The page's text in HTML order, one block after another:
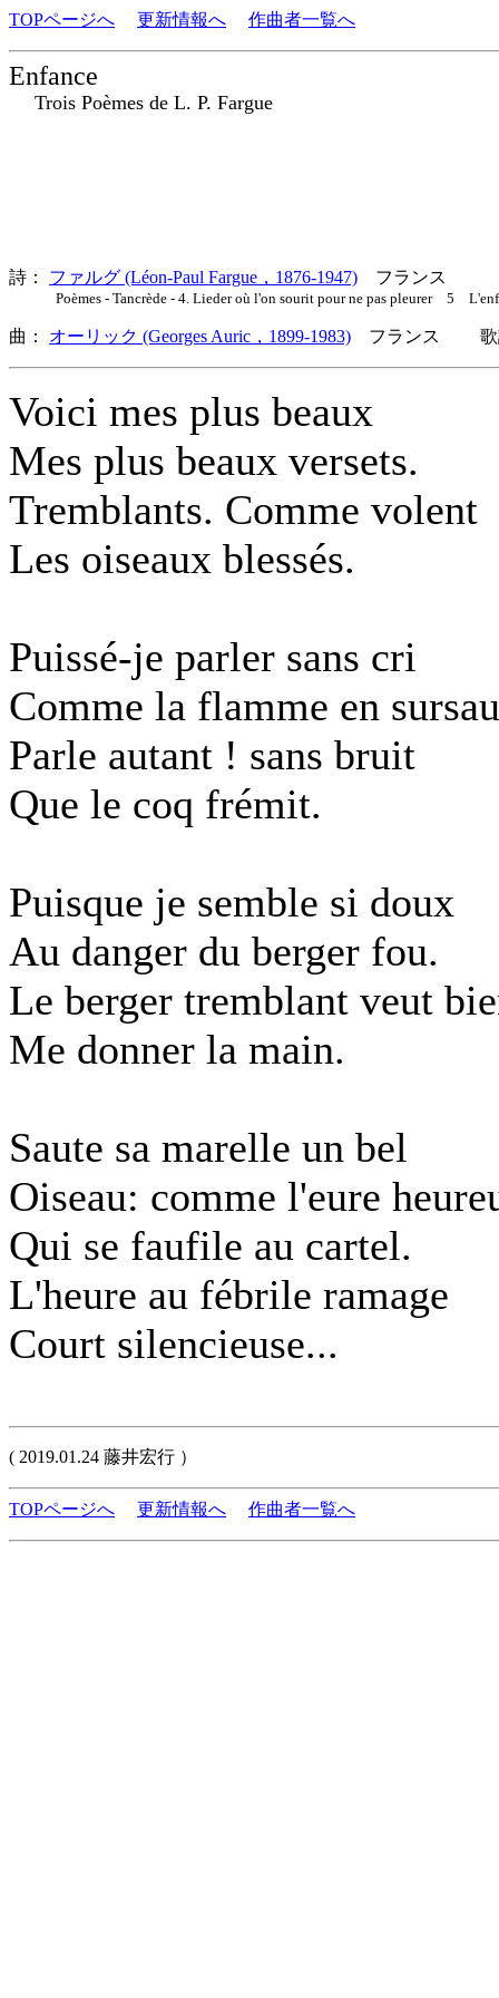
TOPページへ 更新情報へ 作曲者一覧へ
Enfance
Trois Poèmes de L. P. Fargue
詩： ファルグ (Léon-Paul Fargue，1876-1947) フランス
Poèmes - Tancrède - 4. Lieder où l'on sourit pour ne pas pleurer 5
曲： オーリック (Georges Auric，1899-1983) フランス 歌詞
Voici mes plus beaux
Mes plus beaux versets.
Tremblants. Comme volent
Les oiseaux blessés.
Puissé-je parler sans cri
Comme la flamme en
Parle autant ! sans bruit
Que le coq frémit.
Puisque je semble si doux
Au danger du berger fou.
Le berger tremblant veut
Me donner la main.
Saute sa marelle un bel
Oiseau: comme l'eure
Qui se faufile au cartel.
L'heure au fébrile ramage
Court silencieuse...
( 2019.01.24 藤井宏行 ）
TOPページへ 更新情報へ 作曲者一覧へ